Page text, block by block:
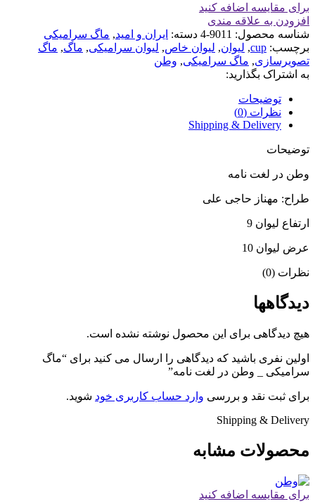
برای مقایسه اضافه کنید
افزودن به علاقه مندی
شناسه محصول: 9011-4 دسته: ایران و امید, ماگ سرامیکی
برچسب: cup
, لیوان, لیوان خاص, لیوان سرامیکی, ماگ, ماگ
تصویرسازی, ماگ سرامیکی, وطن
به اشتراک بگذارید:
توضیحات
نظرات (0)
Shipping & Delivery
توضیحات
وطن در لغت نامه
طراح: مهناز حاجی علی
ارتفاع لیوان 9
عرض لیوان 10
نظرات (0)
دیدگاهها
هیچ دیدگاهی برای این محصول نوشته نشده است.
اولین نفری باشید که دیدگاهی را ارسال می کنید برای “ماگ
سرامیکی _ وطن در لغت نامه”
برای ثبت نقد و بررسی وارد حساب کاربری خود شوید.
Shipping & Delivery
محصولات مشابه
برای مقایسه اضافه کنید